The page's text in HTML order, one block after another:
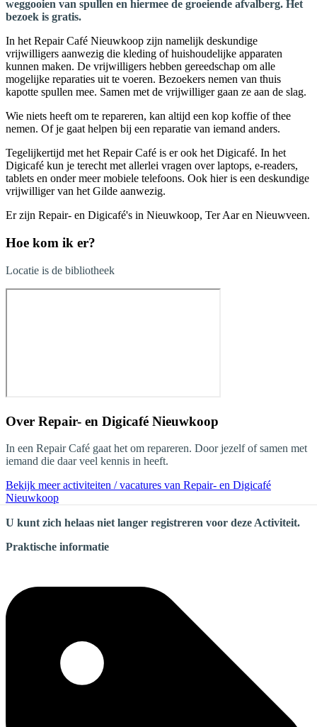
weggooien van spullen en hiermee de groeiende afvalberg. Het
bezoek is gratis.
In het Repair Café Nieuwkoop zijn namelijk deskundige
vrijwilligers aanwezig die kleding of huishoudelijke apparaten
kunnen maken. De vrijwilligers hebben gereedschap om alle
mogelijke reparaties uit te voeren. Bezoekers nemen van thuis
kapotte spullen mee. Samen met de vrijwilliger gaan ze aan de slag.
Wie niets heeft om te repareren, kan altijd een kop koffie of thee
nemen. Of je gaat helpen bij een reparatie van iemand anders.
Tegelijkertijd met het Repair Café is er ook het Digicafé. In het
Digicafé kun je terecht met allerlei vragen over laptops, e-readers,
tablets en onder meer mobiele telefoons. Ook hier is een deskundige
vrijwilliger van het Gilde aanwezig.
Er zijn Repair- en Digicafé's in Nieuwkoop, Ter Aar en Nieuwveen.
Hoe kom ik er?
Locatie is de bibliotheek
Over Repair- en Digicafé Nieuwkoop
In een Repair Café gaat het om repareren. Door jezelf of samen met
iemand die daar veel kennis in heeft.
Bekijk meer activiteiten / vacatures van Repair- en Digicafé
Nieuwkoop
U kunt zich helaas niet langer registreren voor deze Activiteit.
Praktische informatie